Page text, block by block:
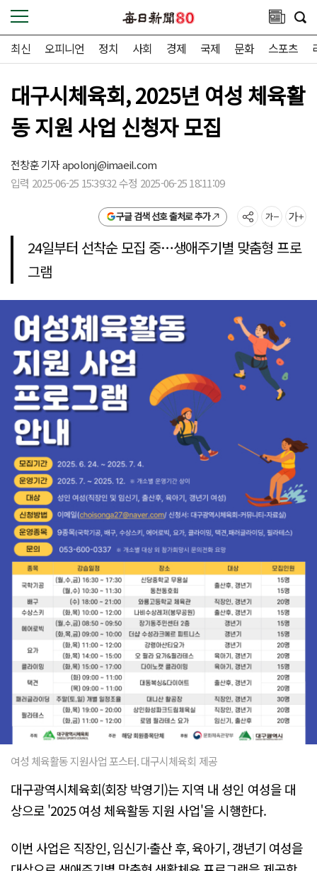
최신 오피니언 정치 사회 경제 국제 문화 스포츠
대구시체육회, 2025년 여성 체육활
동 지원 사업 신청자 모집
전창훈 기자apolonj@imaeil.com
입력 2025-06-25 15:39:32 수정 2025-06-25 18:11:09
구글 검색 선호 출처로 추가
24일부터 선착순 모집 중…생애주기별 맞춤형 프로
그램
여성 체육활동 지원사업 포스터. 대구시체육회 제공
대구광역시체육회(회장 박영기)는 지역 내 성인 여성을 대
상으로 '2025 여성 체육활동 지원 사업'을 시행한다.
이번 사업은 직장인, 임신기·출산 후, 육아기, 갱년기 여성을